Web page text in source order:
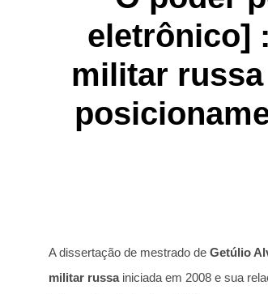
eletrônico]
militar
A dissertação de mestrado de Getúlio
militar russainiciada em 2008 e sua